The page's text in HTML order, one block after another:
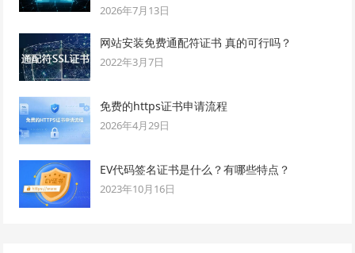
2026年7月13日
网站安装免费通配符证书 真的可行吗？
2022年3月7日
免费的https证书申请流程
2026年4月29日
EV代码签名证书是什么？有哪些特点？
2023年10月16日